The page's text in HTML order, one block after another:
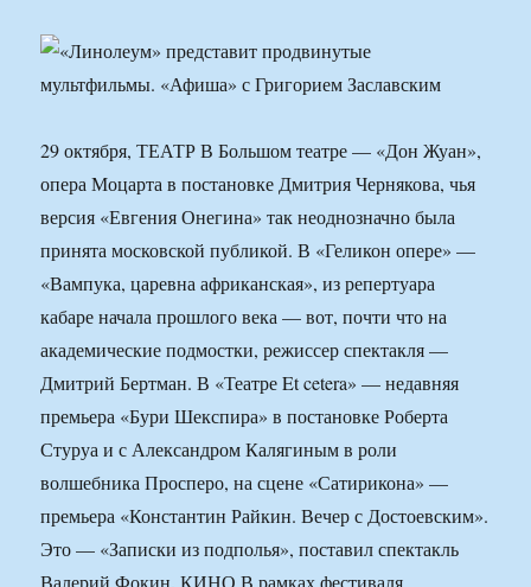
29 октября, ТЕАТР В Большом театре — «Дон Жуан»,
опера Моцарта в постановке Дмитрия Чернякова, чья
версия «Евгения Онегина» так неоднозначно была
принята московской публикой. В «Геликон опере» —
«Вампука, царевна африканская», из репертуара
кабаре начала прошлого века — вот, почти что на
академические подмостки, режиссер спектакля —
Дмитрий Бертман. В «Театре Et cetera» — недавняя
премьера «Бури Шекспира» в постановке Роберта
Стуруа и с Александром Калягиным в роли
волшебника Просперо, на сцене «Сатирикона» —
премьера «Константин Райкин. Вечер с Достоевским».
Это — «Записки из подполья», поставил спектакль